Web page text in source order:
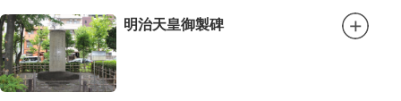
明治天皇御製碑